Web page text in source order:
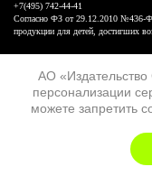
АО
персонализации
можете запретить
16+
+7(495) 742-44-41
Согласно ФЗ от 29.12.2010 №436-
продукции для детей, достигших